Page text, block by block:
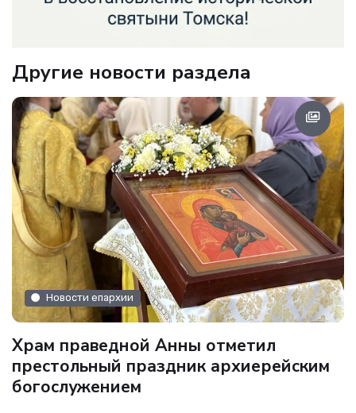
Другие новости раздела
Новости епархии
Храм праведной Анны отметил
престольный праздник архиерейским
богослужением